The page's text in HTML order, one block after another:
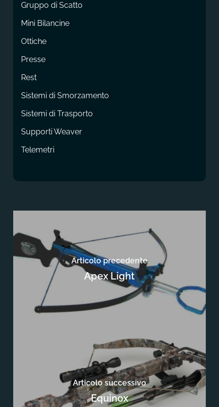
Gruppo di Scatto
Mini Bilancine
Ottiche
Presse
Rest
Sistemi di Smorzamento
Sistemi di Trasporto
Supporti Weaver
Telemetri
Articolo precedente
Apex Light
Articolo successivo
Equinox